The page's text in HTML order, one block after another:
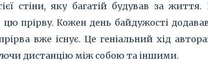
стіни, яку багатій будував за
прірву. Кожен день байдужості
вже існує. Це геніальний хід
дистанцію між собою та іншими.